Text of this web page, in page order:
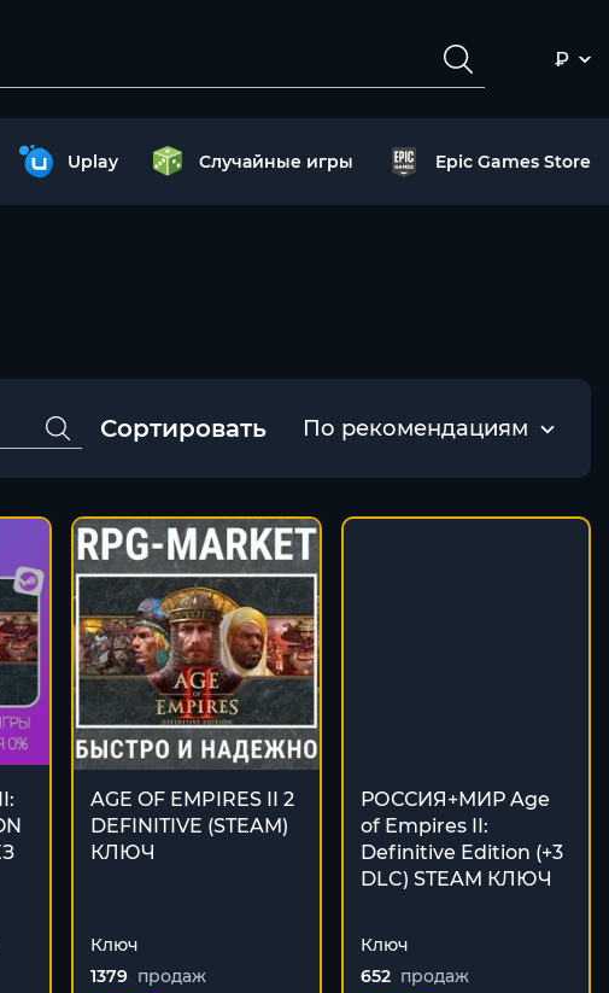
₽
Uplay Случайные игры Epic Games Store
Сортировать По рекомендациям
AGE OF EMPIRES II 2
DEFINITIVE (STEAM)
КЛЮЧ
Ключ
1379 продаж
РОССИЯ+МИР Age
of Empires II:
Definitive Edition (+3
DLC) STEAM КЛЮЧ
Ключ
652 продаж